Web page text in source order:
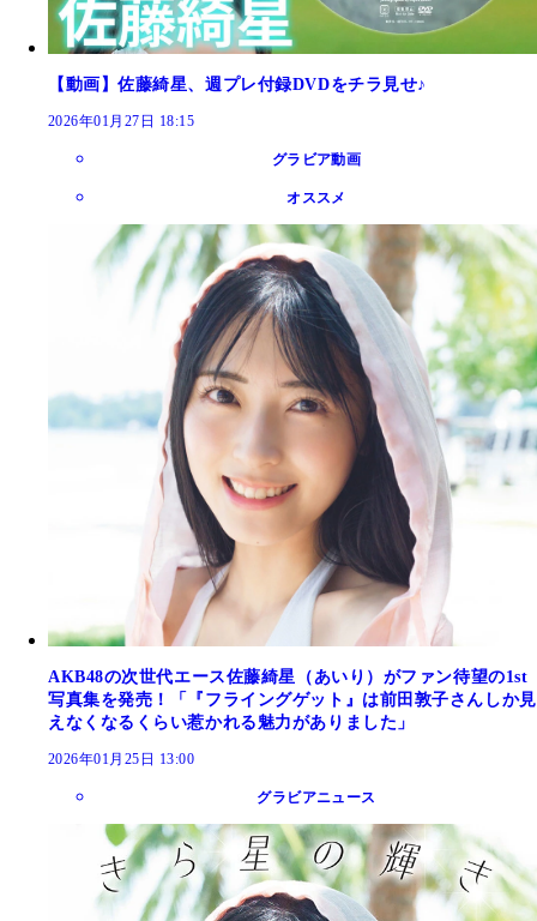
【動画】佐藤綺星、週プレ付録DVDをチラ見せ♪
2026年01月27日 18:15
グラビア動画
オススメ
AKB48の次世代エース佐藤綺星（あいり）がファン待望の1st
写真集を発売！「『フライングゲット』は前田敦子さんしか見
えなくなるくらい惹かれる魅力がありました」
2026年01月25日 13:00
グラビアニュース